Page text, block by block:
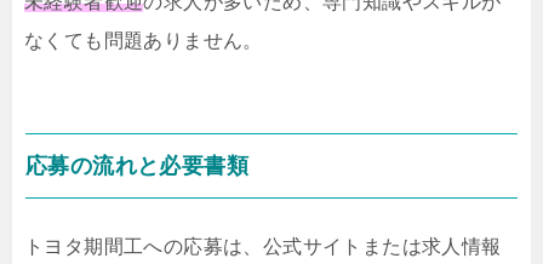
なくても問題ありません。
応募の流れと必要書類
トヨタ期間工への応募は、公式サイトまたは求人情報